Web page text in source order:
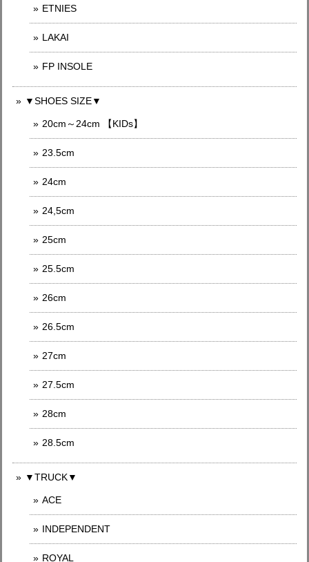
ETNIES
LAKAI
FP INSOLE
▼SHOES SIZE▼
20cm～24cm 【KIDs】
23.5cm
24cm
24,5cm
25cm
25.5cm
26cm
26.5cm
27cm
27.5cm
28cm
28.5cm
▼TRUCK▼
ACE
INDEPENDENT
ROYAL